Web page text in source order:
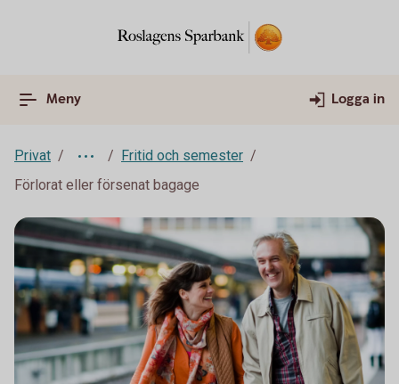
Meny Logga in
Privat
Fritid och semester
Förlorat eller försenat bagage